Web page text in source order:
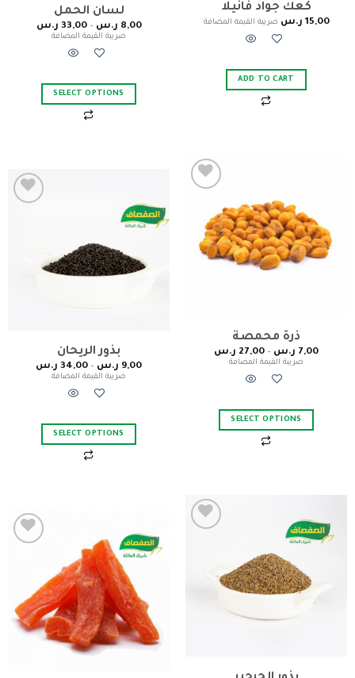
كعك جواد فانيلا
15,00 ر.س ضريبة القيمة المضافة
ADD TO CART
لسان الحمل
8,00 ر.س –
33,00 ر.س
ضريبة القيمة المضافة
SELECT OPTIONS
wishlist
ذرة محمصة
7,00 ر.س –
27,00 ر.س
ضريبة القيمة المضافة
SELECT OPTIONS
بذور الريحان
9,00 ر.س –
34,00 ر.س
ضريبة القيمة المضافة
SELECT OPTIONS